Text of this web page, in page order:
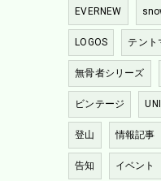
EVERNEW
LOGOS テント
無骨者シリーズ
ビンテージ
登山 情報記事
告知 イベント